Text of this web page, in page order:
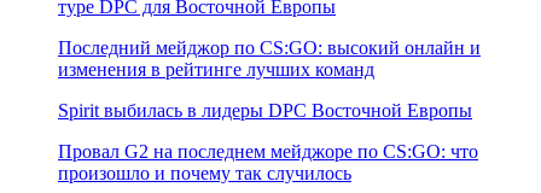
туре DPC для Восточной Европы
Последний мейджор по CS:GO: высокий онлайн и
изменения в рейтинге лучших команд
Spirit выбилась в лидеры DPC Восточной Европы
Провал G2 на последнем мейджоре по CS:GO: что
произошло и почему так случилось